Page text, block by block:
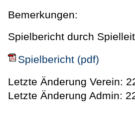
Bemerkungen:
Spielbericht durch
Spielbericht (pdf)
Letzte Änderung Verein:
Letzte Änderung Admin: